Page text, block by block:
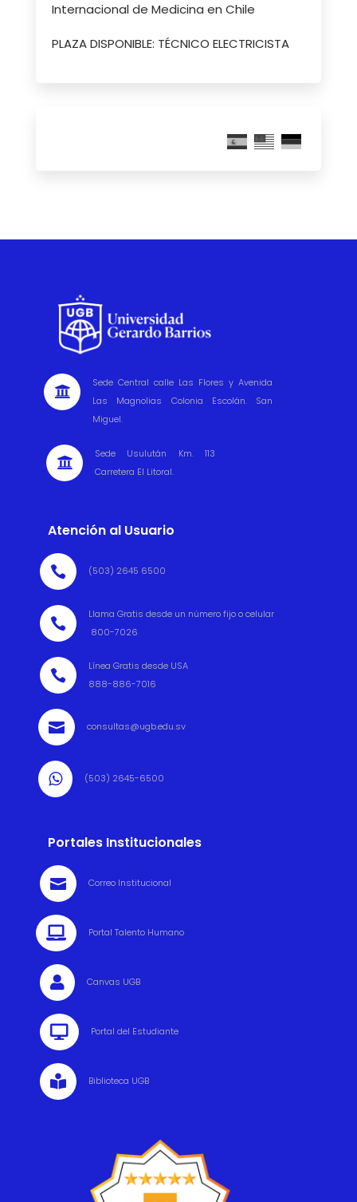
Internacional de Medicina en Chile
PLAZA DISPONIBLE: TÉCNICO ELECTRICISTA

Sede Central calle Las Flores y Avenida
Las Magnolias Colonia Escolán. San
Miguel.

Sede Usulután Km. 113
Carretera El Litoral.
Atención al Usuario
 (503) 2645 6500

Llama Gratis desde un número fijo o celular
800-7026

Línea Gratis desde USA
888-886-7016
 consultas@ugb.edu.sv
 (503) 2645-6500
Portales Institucionales
 Correo Institucional
 Portal Talento Humano
 Canvas UGB
 Portal del Estudiante
 Biblioteca UGB